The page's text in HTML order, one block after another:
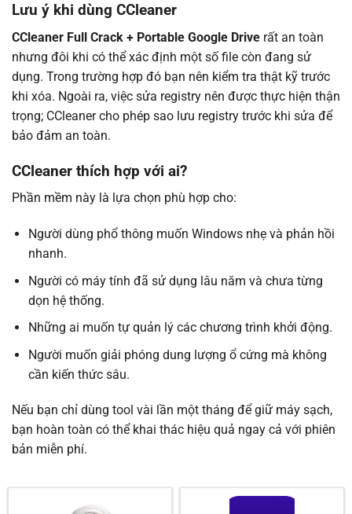
Lưu ý khi dùng CCleaner
CCleaner Full Crack + Portable Google Drive rất an toàn
nhưng đôi khi có thể xác định một số file còn đang sử
dụng. Trong trường hợp đó bạn nên kiểm tra thật kỹ trước
khi xóa. Ngoài ra, việc sửa registry nên được thực hiện thận
trọng; CCleaner cho phép sao lưu registry trước khi sửa để
bảo đảm an toàn.
CCleaner thích hợp với ai?
Phần mềm này là lựa chọn phù hợp cho:
Người dùng phổ thông muốn Windows nhẹ và phản hồi
nhanh.
Người có máy tính đã sử dụng lâu năm và chưa từng
dọn hệ thống.
Những ai muốn tự quản lý các chương trình khởi động.
Người muốn giải phóng dung lượng ổ cứng mà không
cần kiến thức sâu.
Nếu bạn chỉ dùng tool vài lần một tháng để giữ máy sạch,
bạn hoàn toàn có thể khai thác hiệu quả ngay cả với phiên
bản miễn phí.